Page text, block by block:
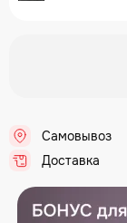
Самовывоз
Доставка